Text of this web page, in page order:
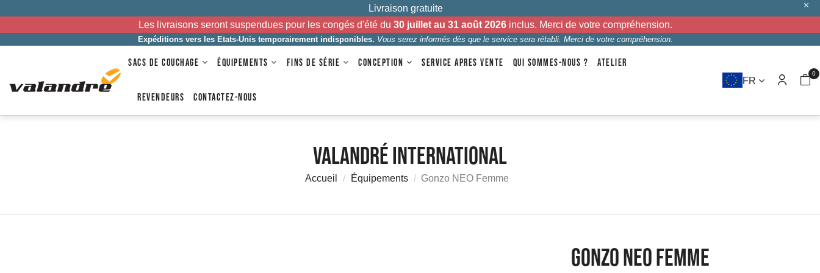
Livraison gratuite
Les livraisons seront suspendues pour les congés d'été du 30 juillet au 31 août 2026 inclus. Merci de votre compréhension.
Expéditions vers les Etats-Unis temporairement indisponibles. Vous serez informés dès que le service sera rétabli. Merci de votre compréhension.
SACS DE COUCHAGE ÉQUIPEMENTS FINS DE SÉRIE CONCEPTION SERVICE APRES VENTE QUI SOMMES-NOUS ? ATELIER
REVENDEURS CONTACTEZ-NOUS
FR
0
Valandré International
Accueil Équipements Gonzo NEO Femme
GONZO NEO FEMME